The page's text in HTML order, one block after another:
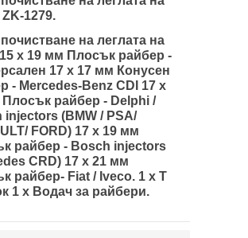
1279.
почистване на леглата на
x 19 мм Плосък райбер -
17 x 17 мм Конусен
- Mercedes-Benz CDI 17 x
райбер - Delphi /
injectors (BMW / PSA/
FORD) 17 x 19 мм
райбер - Bosch injectors
CRD) 17 x 21 мм
райбер- Fiat / Iveco. 1 х Т
1 х Водач за райбери.